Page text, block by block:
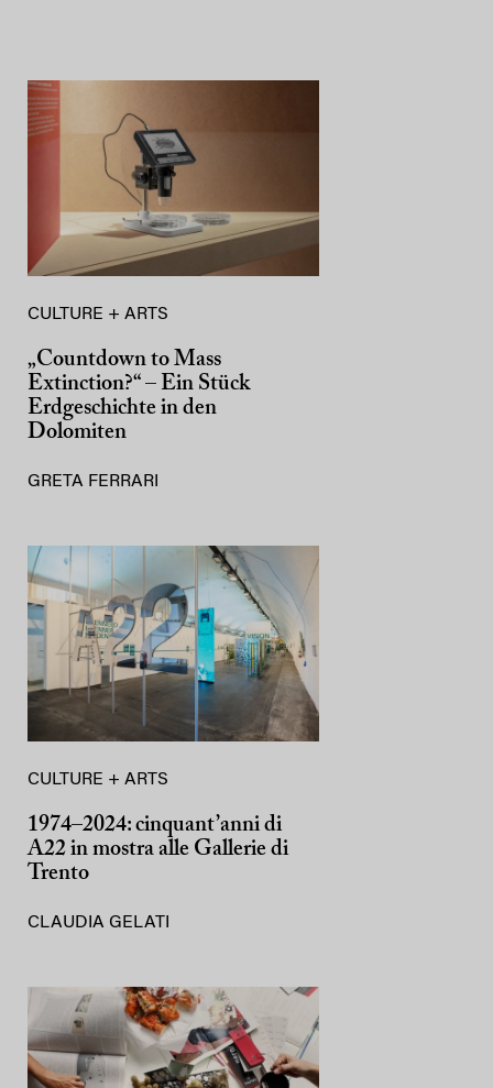
CULTURE + ARTS
„Countdown to Mass
Extinction?“ – Ein Stück
Erdgeschichte in den
Dolomiten
GRETA FERRARI
CULTURE + ARTS
1974–2024: cinquant’anni di
A22 in mostra alle Gallerie di
Trento
CLAUDIA GELATI